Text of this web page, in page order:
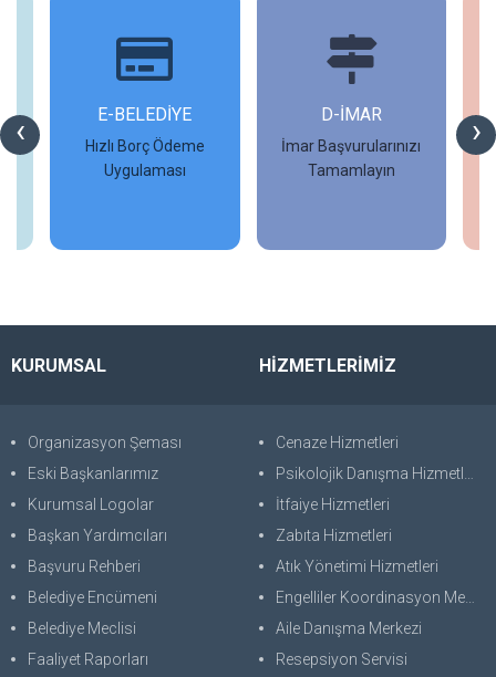
‹ ›
E-BELEDİYE
Hızlı Borç Ödeme
Uygulaması
D-İMAR
İmar Başvurularınızı
Tamamlayın
KURUMSAL
Organizasyon Şeması
Eski Başkanlarımız
Kurumsal Logolar
Başkan Yardımcıları
Başvuru Rehberi
Belediye Encümeni
Belediye Meclisi
Faaliyet Raporları
HİZMETLERİMİZ
Cenaze Hizmetleri
Psikolojik Danışma Hizmetleri
İtfaiye Hizmetleri
Zabıta Hizmetleri
Atık Yönetimi Hizmetleri
Engelliler Koordinasyon Merkezi
Aile Danışma Merkezi
Resepsiyon Servisi